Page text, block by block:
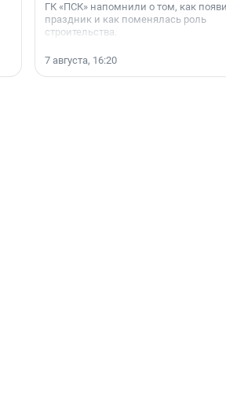
ГК «ПСК» напомнили о том, как
праздник и как поменялась роль
строительства.
7 августа, 16:20